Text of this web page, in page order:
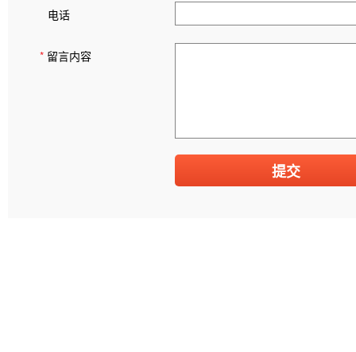
电话
* 留言内容